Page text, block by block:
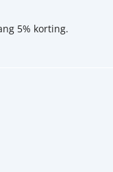
5% korting.